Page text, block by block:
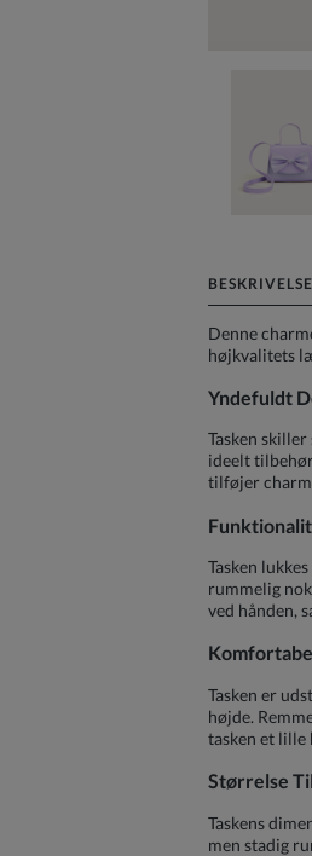
BESKRIVELSE
Denne
højkvalitets
Yndefuldt
Tasken
ideelt
tilføjer
Tasken
rummelig
ved hånden,
Tasken er
højde.
tasken et lille
Størrelse
Taskens
men stadig